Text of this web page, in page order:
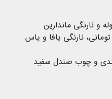
و نارنگی ماندارین
نارنگی یافا و یاس
و چوب صندل سفید